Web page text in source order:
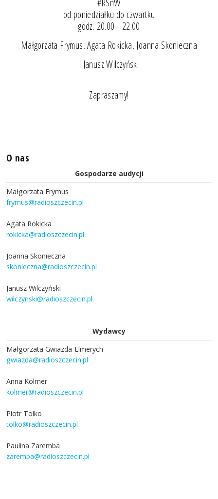
#RSnW
od poniedziałku do czwartku
godz. 20.00 - 22.00
Małgorzata Frymus, Agata Rokicka, Joanna Skonieczna
i Janusz Wilczyński
Zapraszamy!
O nas
Gospodarze audycji
Małgorzata Frymus
frymus@radioszczecin.pl
Agata Rokicka
rokicka@radioszczecin.pl
Joanna Skonieczna
skonieczna@radioszczecin.pl
Janusz Wilczyński
wilczynski@radioszczecin.pl
Wydawcy
Małgorzata Gwiazda-Elmerych
gwiazda@radioszczecin.pl
Anna Kolmer
kolmer@radioszczecin.pl
Piotr Tolko
tolko@radioszczecin.pl
Paulina Zaremba
zaremba@radioszczecin.pl